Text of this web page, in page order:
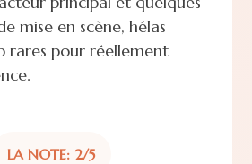
mise en scène, hélas
rares pour réellement
LA NOTE: 2/5